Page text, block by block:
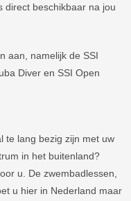
direct beschikbaar na jou
aan, namelijk de SSI
Diver en SSI Open
te lang bezig zijn met uw
in het buitenland?
u. De zwembadlessen,
u hier in Nederland maar